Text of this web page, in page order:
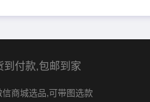
到付款,包邮到家
信商城选品,可带图选款